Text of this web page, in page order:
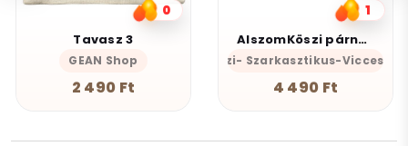
0
Tavasz 3
GEAN Shop
2 490 Ft
1
AlszomKöszi párna - A kitartás fontos-Ezért fekszem még
AlszomKöszi- Szarkasztikus-Vicces-
4 490 Ft